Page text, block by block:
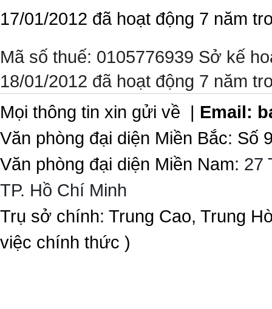
17/01/2012 đã hoạt động 7 năm
Mã số thuế: 0105776939 Sở kế
18/01/2012 đã hoạt động 7 năm
Mọi thông tin xin gửi về | Email:
Văn phòng đại diện Miền Bắc:
Văn phòng đại diện Miền Nam: 27
TP. Hồ Chí Minh
Trụ sở chính: Trung Cao, Trung
việc chính thức )